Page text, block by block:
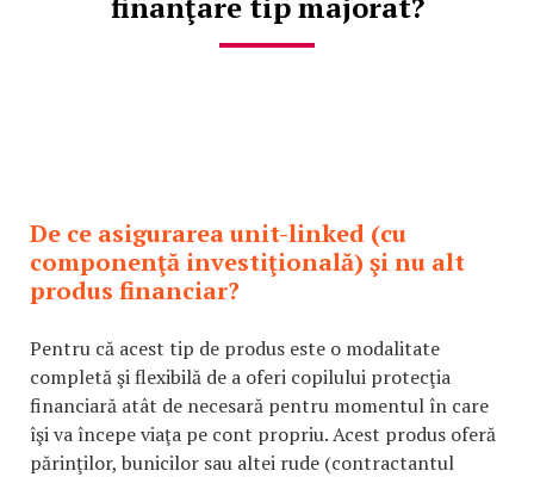
De ce asigurarea unit-linked (cu
componenţă investiţională) şi nu alt
produs financiar?
Pentru că acest tip de produs este o modalitate
completă şi flexibilă de a oferi copilului protecţia
financiară atât de necesară pentru momentul în care
îşi va începe viaţa pe cont propriu. Acest produs oferă
părinţilor, bunicilor sau altei rude (contractantul